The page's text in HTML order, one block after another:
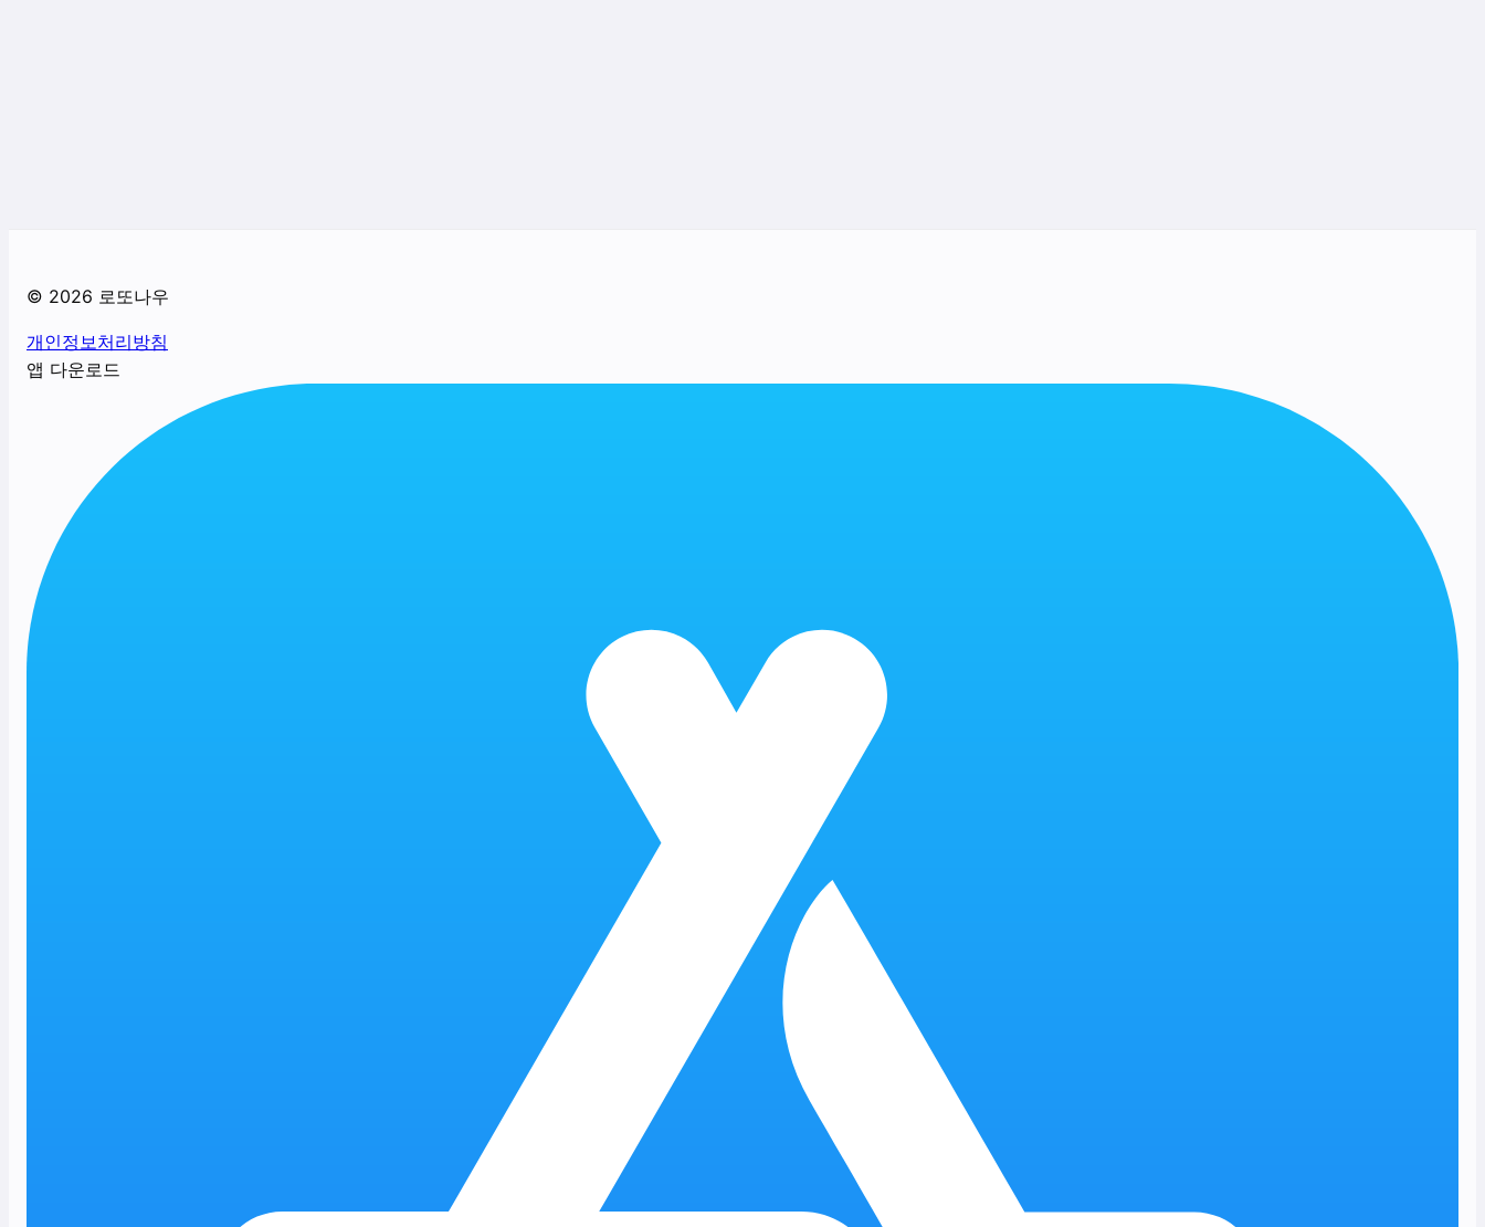
© 2026 로또나우
개인정보처리방침
앱 다운로드